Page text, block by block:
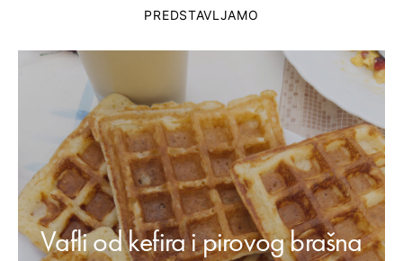
PREDSTAVLJAMO
Vafli od kefira i pirovog brašna